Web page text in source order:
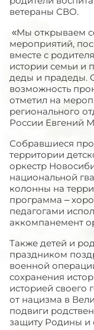
ветераны СВО.
«Мы открываем
мероприятий,
вместе с
истории семьи и
деды и прадеды.
возможность
отметил на
регионального
России Евгений
Собравшиеся
территории
оркестр
национальной
колонны на
программа –
педагогами
аккомпанемент
Также детей и
праздником
военной
сохранения
историей своего
от нацизма в
подвиги
защиту Родины и